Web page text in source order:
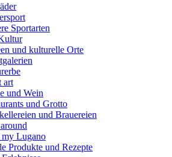
Sportarten
und kulturelle Orte
art
und Wein
und Grotto
und Brauereien
my Lugano
Produkte und Rezepte